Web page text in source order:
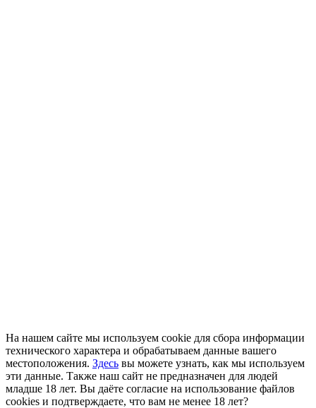
На нашем сайте мы используем cookie для сбора информации
технического характера и обрабатываем данные вашего
местоположения. Здесь вы можете узнать, как мы используем
эти данные. Также наш сайт не предназначен для людей
младше 18 лет. Вы даёте согласие на использование файлов
cookies и подтверждаете, что вам не менее 18 лет?